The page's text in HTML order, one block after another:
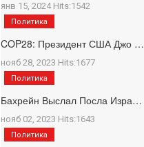
янв 15, 2024 Hits:1542
COP28: Президент США Джо …
нояб 28, 2023 Hits:1677
Политика
Бахрейн Выслал Посла Изра…
нояб 02, 2023 Hits:1643
Политика
Политика